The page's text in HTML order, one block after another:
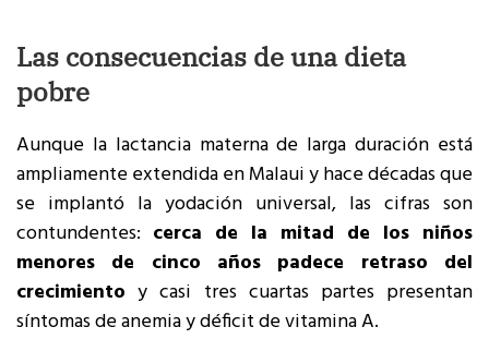
Las consecuencias de una dieta
pobre
Aunque la lactancia materna de larga duración está
ampliamente extendida en Malaui y hace décadas que
se implantó la yodación universal, las cifras son
contundentes: cerca de la mitad de los niños
menores de cinco años padece retraso del
crecimiento y casi tres cuartas partes presentan
síntomas de anemia y déficit de vitamina A.